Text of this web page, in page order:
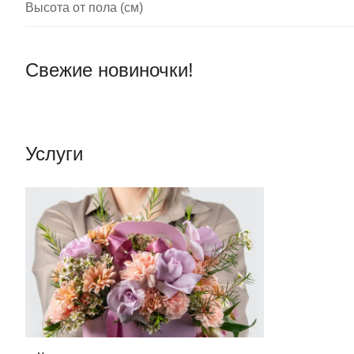
Высота от пола (см)
Свежие новиночки!
Услуги